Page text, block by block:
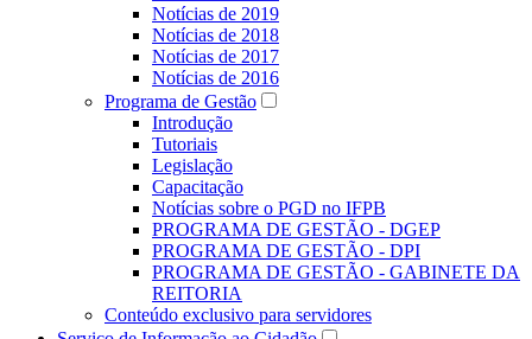
Notícias de 2019
Notícias de 2018
Notícias de 2017
Notícias de 2016
Programa de Gestão
Introdução
Tutoriais
Legislação
Capacitação
Notícias sobre o PGD no IFPB
PROGRAMA DE GESTÃO - DGEP
PROGRAMA DE GESTÃO - DPI
PROGRAMA DE GESTÃO - GABINETE DA
REITORIA
Conteúdo exclusivo para servidores